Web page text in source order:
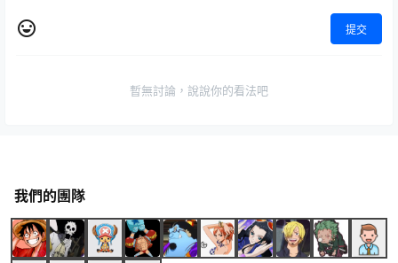
提交
暫無討論，說說你的看法吧
我們的團隊